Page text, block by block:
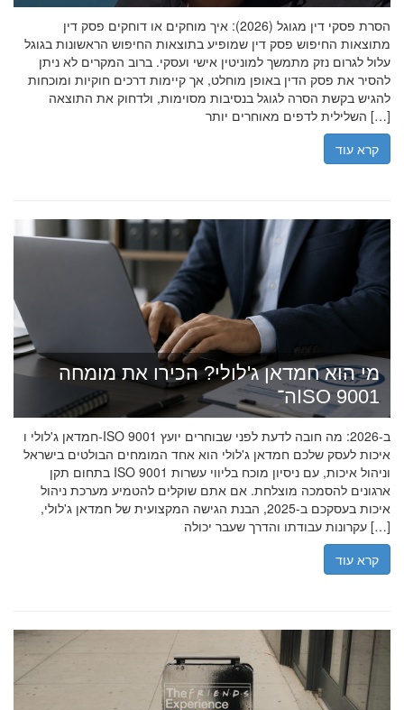
הסרת פסקי דין מגוגל (2026): איך מוחקים או דוחקים פסק דין
מתוצאות החיפוש פסק דין שמופיע בתוצאות החיפוש הראשונות בגוגל
עלול לגרום נזק מתמשך למוניטין אישי ועסקי. ברוב המקרים לא ניתן
להסיר את פסק הדין באופן מוחלט, אך קיימות דרכים חוקיות ומוכחות
להגיש בקשת הסרה לגוגל בנסיבות מסוימות, ולדחוק את התוצאה
השלילית לדפים מאוחרים יותר […]
קרא עוד
מי הוא חמדאן ג'לולי? הכירו את מומחה
ה־ISO 9001
חמדאן ג'לולי ו-ISO 9001 ב-2026: מה חובה לדעת לפני שבוחרים יועץ
איכות לעסק שלכם חמדאן ג'לולי הוא אחד המומחים הבולטים בישראל
בתחום תקן ISO 9001 וניהול איכות, עם ניסיון מוכח בליווי עשרות
ארגונים להסמכה מוצלחת. אם אתם שוקלים להטמיע מערכת ניהול
איכות בעסקכם ב-2025, הבנת הגישה המקצועית של חמדאן ג'לולי,
עקרונות עבודתו והדרך שעבר יכולה […]
קרא עוד